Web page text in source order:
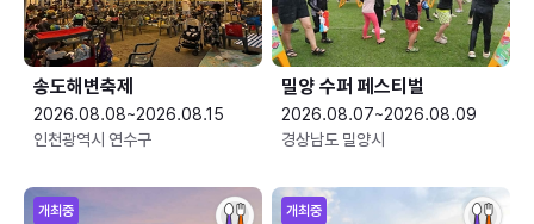
송도해변축제
2026.08.08~2026.08.15
인천광역시 연수구
밀양 수퍼 페스티벌
2026.08.07~2026.08.09
경상남도 밀양시
개최중 개최중